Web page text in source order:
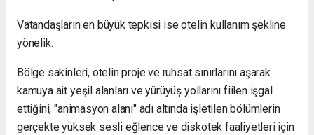
Vatandaşların en büyük tepkisi ise otelin kullanım şekline
yönelik.
Bölge sakinleri, otelin proje ve ruhsat sınırlarını aşarak
kamuya ait yeşil alanları ve yürüyüş yollarını fiilen işgal
ettiğini, "animasyon alanı" adı altında işletilen bölümlerin
gerçekte yüksek sesli eğlence ve diskotek faaliyetleri için